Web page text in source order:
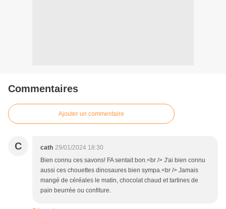
Commentaires
Ajouter un commentaire
C cath 29/01/2024 18:30
Bien connu ces savons! FA sentait bon.<br /> J'ai bien connu
aussi ces chouettes dinosaures bien sympa.<br /> Jamais
mangé de céréales le matin, chocolat chaud et tartines de
pain beurrée ou confiture.